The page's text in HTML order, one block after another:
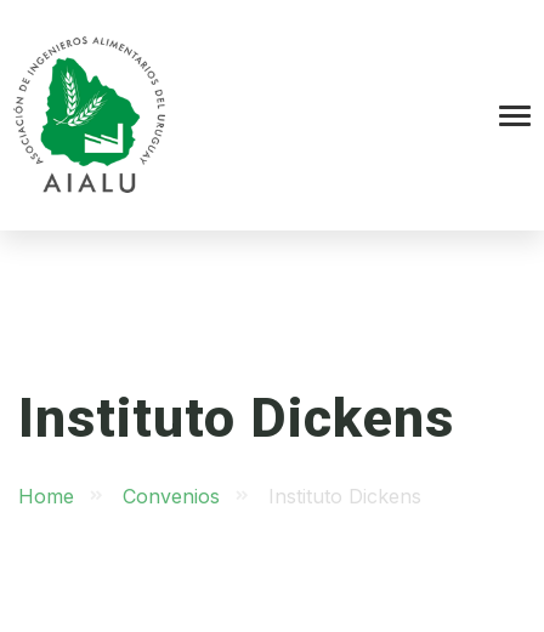
Instituto Dickens
Home Convenios Instituto Dickens